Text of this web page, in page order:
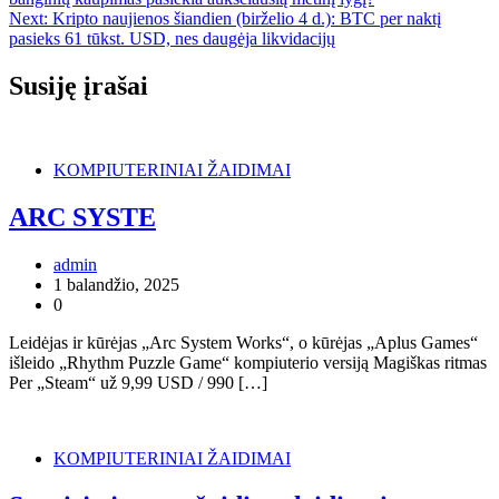
tarp
įrašų
Next: Kripto naujienos šiandien (birželio 4 d.): BTC per naktį
pasieks 61 tūkst. USD, nes daugėja likvidacijų
Susiję įrašai
KOMPIUTERINIAI ŽAIDIMAI
ARC SYSTE
admin
1 balandžio, 2025
0
Leidėjas ir kūrėjas „Arc System Works“, o kūrėjas „Aplus Games“
išleido „Rhythm Puzzle Game“ kompiuterio versiją Magiškas ritmas
Per „Steam“ už 9,99 USD / 990 […]
KOMPIUTERINIAI ŽAIDIMAI